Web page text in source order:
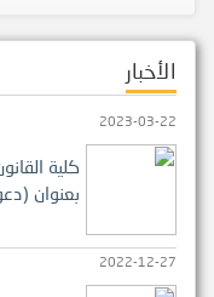
الأخبار
2023-03-22
كلية
بعنوان
2022-12-27